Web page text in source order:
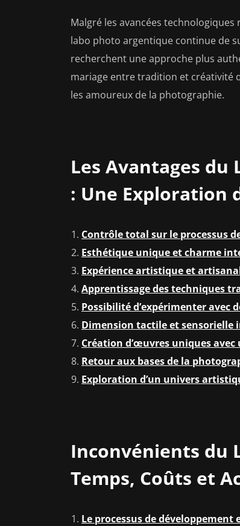
Malgré les avancées
labo photo argentique continue de
recherchent une approche plus
mariage entre tradition et créativité
les amoureux de la photographie.
Les Avantages
: Une Exploration
Contrôle total sur le processus
Esthétique unique et charme
Expérience artistique et
Apprentissage des techniques
Possibilité d’expérimenter avec
Dimension tactile et sensorielle
Création d’œuvres uniques
Retour aux bases de la
Exploration d’un univers
Inconvénients du
Temps, Coûts et
Le processus de